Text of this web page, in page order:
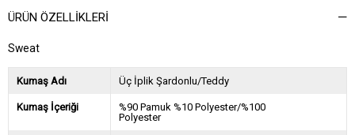
ÜRÜN ÖZELLIKLERI
Sweat
Kumaş Adı Üç İplik Şardonlu/Teddy
Kumaş İçeriği
%90 Pamuk %10 Polyester/%100
Polyester